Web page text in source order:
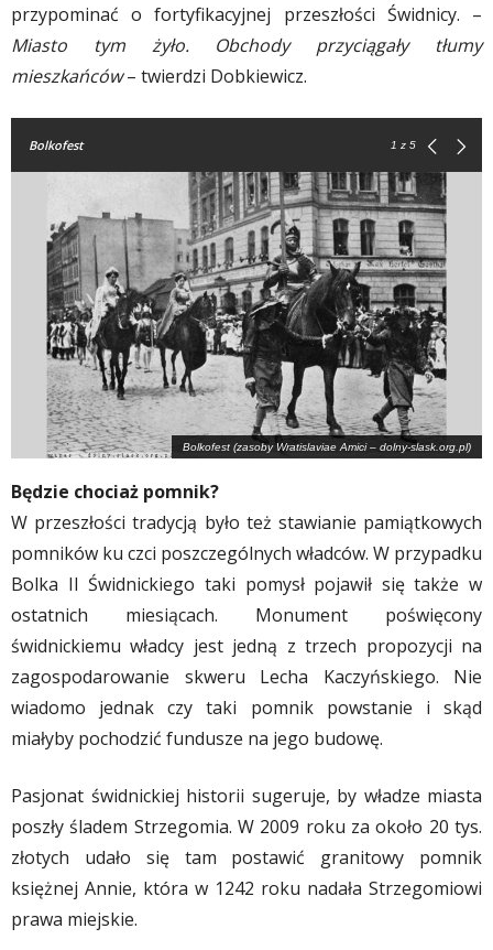
przypominać o fortyfikacyjnej przeszłości Świdnicy. –
Miasto tym żyło. Obchody przyciągały tłumy
mieszkańców– twierdzi Dobkiewicz.
Bolkofest 1 z 5
Bolkofest (zasoby Wratislaviae Amici – dolny-slask.org.pl)
Będzie chociaż pomnik?
W przeszłości tradycją było też stawianie pamiątkowych
pomników ku czci poszczególnych władców. W przypadku
Bolka II Świdnickiego taki pomysł pojawił się także w
ostatnich miesiącach. Monument poświęcony
świdnickiemu władcy jest jedną z trzech propozycji na
zagospodarowanie skweru Lecha Kaczyńskiego. Nie
wiadomo jednak czy taki pomnik powstanie i skąd
miałyby pochodzić fundusze na jego budowę.
Pasjonat świdnickiej historii sugeruje, by władze miasta
poszły śladem Strzegomia. W 2009 roku za około 20 tys.
złotych udało się tam postawić granitowy pomnik
księżnej Annie, która w 1242 roku nadała Strzegomiowi
prawa miejskie.